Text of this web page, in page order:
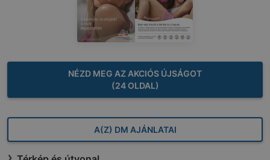
NÉZD MEG AZ AKCIÓS ÚJSÁGOT
(24 OLDAL)
A(Z) DM AJÁNLATAI